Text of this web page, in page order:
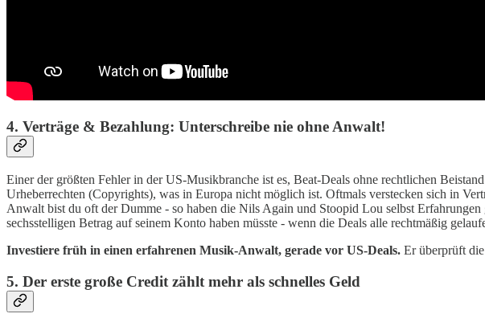
4. Verträge & Bezahlung: Unterschreibe nie ohne Anwalt!
Einer der größten Fehler in der US-Musikbranche ist es, Beat-Deals ohne rechtlichen
Urheberrechten (Copyrights), was in Europa nicht möglich ist. Oftmals verstecken sich in
Anwalt bist du oft der Dumme - so haben die Nils Again und Stoopid Lou selbst
sechsstelligen Betrag auf seinem Konto haben müsste - wenn die Deals alle rechtmäßig
Investiere früh in einen erfahrenen Musik-Anwalt, gerade vor US-Deals. Er überprüft
5. Der erste große Credit zählt mehr als schnelles Geld